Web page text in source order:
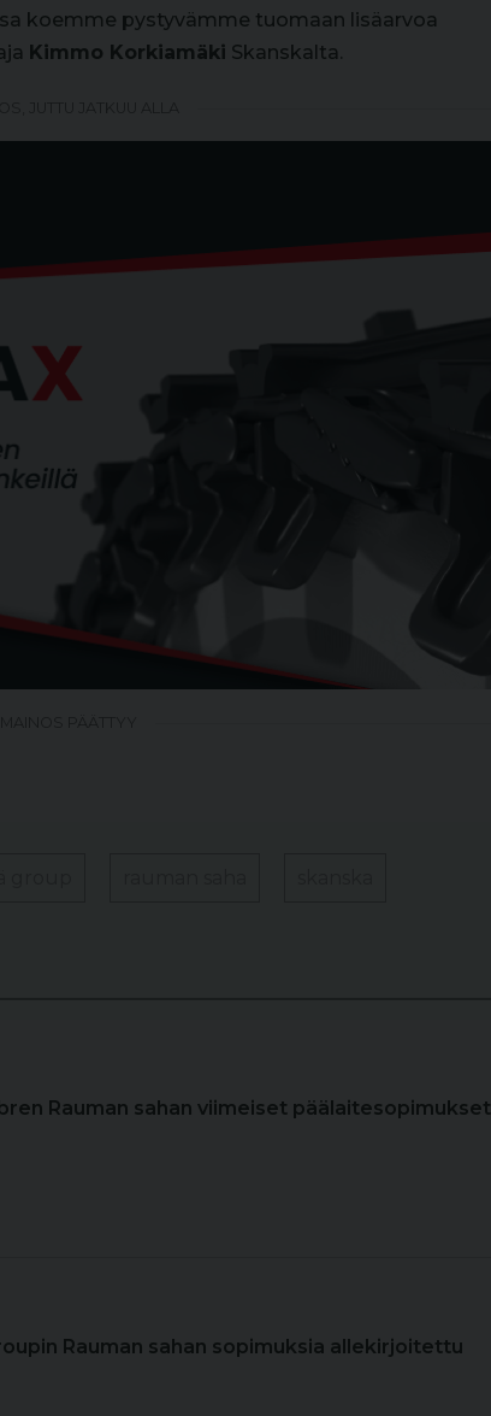
koemme pystyvämme tuomaan lisäarvoa
Kimmo Korkiamäki Skanskalta.
Rauman sahan viimeiset päälaitesopimukset
Rauman sahan sopimuksia allekirjoitettu